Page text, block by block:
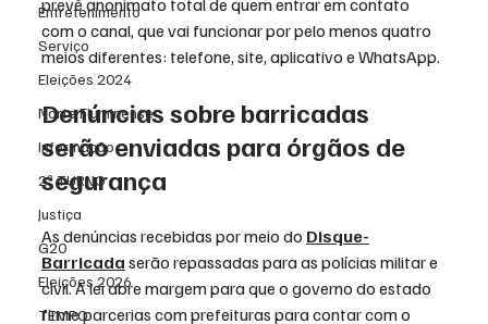
Entretenimento
Serviço
Eleições 2024
Norte Fluminense
Informação
2º TURNO
Justiça
G20
Eleições 2026
TEMPO
com o canal, que vai funcionar por pelo menos quatro
meios diferentes: telefone, site, aplicativo e WhatsApp.
Denúncias sobre barricadas
serão enviadas para órgãos de
segurança
As denúncias recebidas por meio do Disque-
Barricada serão repassadas para as polícias militar e
civil. A lei abre margem para que o governo do estado
firme parcerias com prefeituras para contar com o